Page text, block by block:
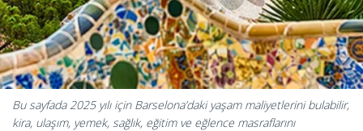
Bu sayfada 2025 yılı için Barselona’daki yaşam maliyetlerini bulabilir,
kira, ulaşım, yemek, sağlık, eğitim ve eğlence masraflarını